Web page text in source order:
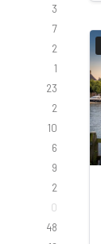
3
7
2
1
23
2
10
6
9
2
0
48